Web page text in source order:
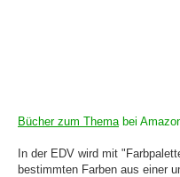
Bücher zum Themabei
In der EDV wird mit
bestimmten Farben aus einer